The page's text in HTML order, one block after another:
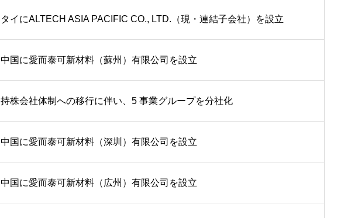
タイにALTECH ASIA PACIFIC CO., LTD.（現・連結子会社）を設立
中国に愛而泰可新材料（蘇州）有限公司を設立
持株会社体制への移行に伴い、5 事業グループを分社化
中国に愛而泰可新材料（深圳）有限公司を設立
中国に愛而泰可新材料（広州）有限公司を設立